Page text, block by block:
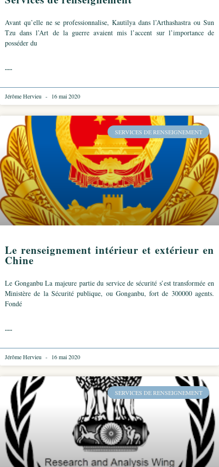
Avant qu’elle ne se professionnalise, Kautilya dans l’Arthashastra ou Sun
Tzu dans l’Art de la guerre avaient mis l’accent sur l’importance de
posséder du
.....
Jérôme Hervieu 16 mai 2020
SERVICES DE RENSEIGNEMENT
Le renseignement intérieur et extérieur en
Chine
Le Gonganbu La majeure partie du service de sécurité s’est transformée en
Ministère de la Sécurité publique, ou Gonganbu, fort de 300000 agents.
Fondé
.....
Jérôme Hervieu 16 mai 2020
SERVICES DE RENSEIGNEMENT